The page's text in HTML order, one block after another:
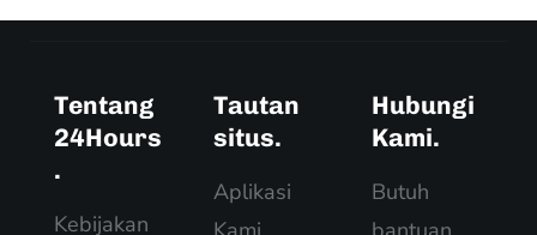
Tentang
24Hours
.
Kebijakan
Tautan
situs.
Aplikasi
Hubungi
Kami.
Butuh